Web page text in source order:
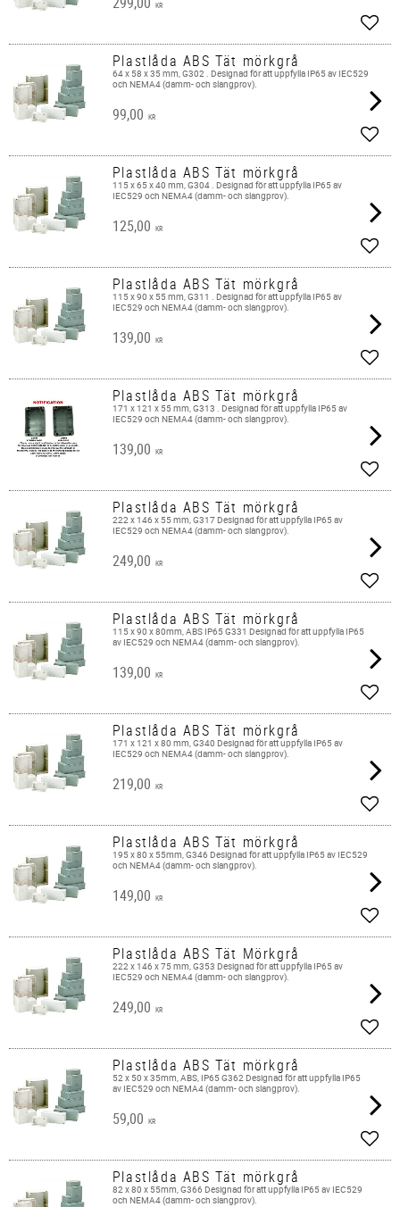
KR
Add
Plastlåda ABS Tät mörkgrå
64 x 58 x 35 mm, G302 . Designad för att uppfylla IP65 av IEC529
och NEMA4 (damm- och slangprov).
99,00 KR
Add
Plastlåda ABS Tät mörkgrå
115 x 65 x 40 mm, G304 . Designad för att uppfylla IP65 av
IEC529 och NEMA4 (damm- och slangprov).
125,00 KR
Add
Plastlåda ABS Tät mörkgrå
115 x 90 x 55 mm, G311 . Designad för att uppfylla IP65 av
IEC529 och NEMA4 (damm- och slangprov).
139,00 KR
Add
Plastlåda ABS Tät mörkgrå
171 x 121 x 55 mm, G313 . Designad för att uppfylla IP65 av
IEC529 och NEMA4 (damm- och slangprov).
139,00 KR
Add
Plastlåda ABS Tät mörkgrå
222 x 146 x 55 mm, G317 Designad för att uppfylla IP65 av
IEC529 och NEMA4 (damm- och slangprov).
249,00 KR
Add
Plastlåda ABS Tät mörkgrå
115 x 90 x 80mm, ABS IP65 G331 Designad för att uppfylla IP65
av IEC529 och NEMA4 (damm- och slangprov).
139,00 KR
Add
Plastlåda ABS Tät mörkgrå
171 x 121 x 80 mm, G340 Designad för att uppfylla IP65 av
IEC529 och NEMA4 (damm- och slangprov).
219,00 KR
Add
Plastlåda ABS Tät mörkgrå
195 x 80 x 55mm, G346 Designad för att uppfylla IP65 av IEC529
och NEMA4 (damm- och slangprov).
149,00 KR
Add
Plastlåda ABS Tät Mörkgrå
222 x 146 x 75 mm, G353 Designad för att uppfylla IP65 av
IEC529 och NEMA4 (damm- och slangprov).
249,00 KR
Add
Plastlåda ABS Tät mörkgrå
52 x 50 x 35mm, ABS, IP65 G362 Designad för att uppfylla IP65
av IEC529 och NEMA4 (damm- och slangprov).
59,00 KR
Add
Plastlåda ABS Tät mörkgrå
82 x 80 x 55mm, G366 Designad för att uppfylla IP65 av IEC529
och NEMA4 (damm- och slangprov).